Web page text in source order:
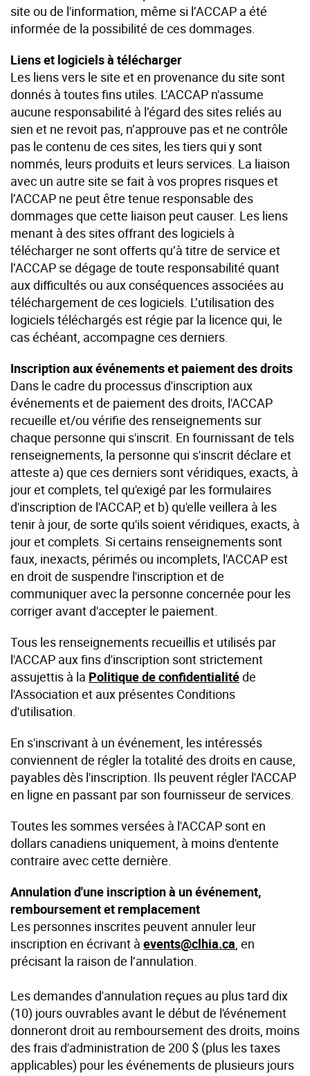
site ou de l'information, même si l’ACCAP a été
informée de la possibilité de ces dommages.
Liens et logiciels à télécharger
Les liens vers le site et en provenance du site sont
donnés à toutes fins utiles. L’ACCAP n'assume
aucune responsabilité à l’égard des sites reliés au
sien et ne revoit pas, n’approuve pas et ne contrôle
pas le contenu de ces sites, les tiers qui y sont
nommés, leurs produits et leurs services. La liaison
avec un autre site se fait à vos propres risques et
l’ACCAP ne peut être tenue responsable des
dommages que cette liaison peut causer. Les liens
menant à des sites offrant des logiciels à
télécharger ne sont offerts qu’à titre de service et
l’ACCAP se dégage de toute responsabilité quant
aux difficultés ou aux conséquences associées au
téléchargement de ces logiciels. L’utilisation des
logiciels téléchargés est régie par la licence qui, le
cas échéant, accompagne ces derniers.
Inscription aux événements et paiement des droits
Dans le cadre du processus d'inscription aux
événements et de paiement des droits, l'ACCAP
recueille et/ou vérifie des renseignements sur
chaque personne qui s'inscrit. En fournissant de tels
renseignements, la personne qui s'inscrit déclare et
atteste a) que ces derniers sont véridiques, exacts, à
jour et complets, tel qu'exigé par les formulaires
d'inscription de l'ACCAP, et b) qu'elle veillera à les
tenir à jour, de sorte qu'ils soient véridiques, exacts, à
jour et complets. Si certains renseignements sont
faux, inexacts, périmés ou incomplets, l'ACCAP est
en droit de suspendre l'inscription et de
communiquer avec la personne concernée pour les
corriger avant d'accepter le paiement.
Tous les renseignements recueillis et utilisés par
l'ACCAP aux fins d'inscription sont strictement
assujettis à la Politique de confidentialitéde
l'Association et aux présentes Conditions
d'utilisation.
En s'inscrivant à un événement, les intéressés
conviennent de régler la totalité des droits en cause,
payables dès l'inscription. Ils peuvent régler l'ACCAP
en ligne en passant par son fournisseur de services.
Toutes les sommes versées à l'ACCAP sont en
dollars canadiens uniquement, à moins d'entente
contraire avec cette dernière.
Annulation d'une inscription à un événement,
remboursement et remplacement
Les personnes inscrites peuvent annuler leur
inscription en écrivant à events@clhia.ca, en
précisant la raison de l’annulation.
Les demandes d'annulation reçues au plus tard dix
(10) jours ouvrables avant le début de l'événement
donneront droit au remboursement des droits, moins
des frais d'administration de 200 $ (plus les taxes
applicables) pour les événements de plusieurs jours